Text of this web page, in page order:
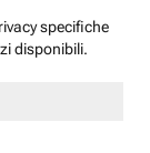
specifiche
disponibili.